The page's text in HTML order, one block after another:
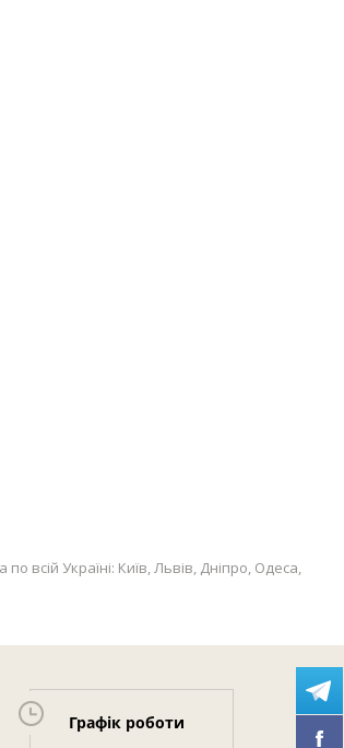
всій Україні: Київ, Львів, Дніпро, Одеса,
Графік роботи